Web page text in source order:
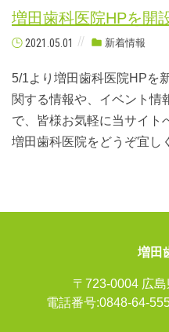
増田歯科医院HPを開
2021.05.01 新着情報
5/1より増田歯科医院HPを
関する情報や、イベント情
で、皆様お気軽に当サイト
増田歯科医院をどうぞ宜し
増田
〒723-0004 広
電話番号:0848-64-